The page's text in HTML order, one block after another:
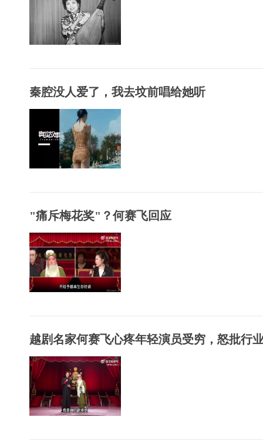
秦腔没人爱了，我去坟前唱给她听
"痛斥梅花奖"？何赛飞回应
越剧名家何赛飞心疼年轻演员受穷，怒批行